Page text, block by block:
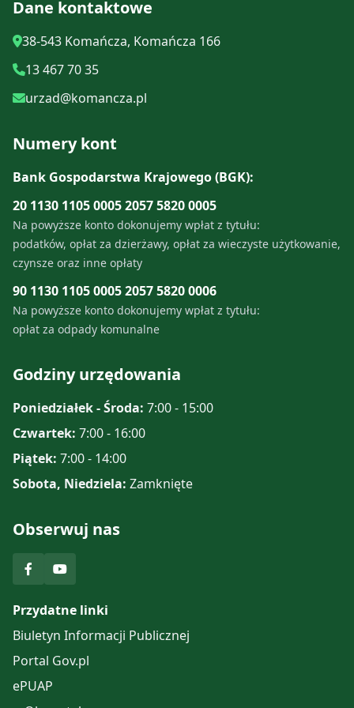
Opróżnianie zbiorników
Edukacja Ekologiczna
Kontrole w zakresie właściwego
gospodarowania odpadami
komunalnymi na nieruchomościach
zamieszkałych
nieistniejącej obecnie cerkwi pod
wezwaniem Michała Archanioła w
Kompendium wiedzy o roślinach
wycieczek zielarskich
Dane kontaktowe
38-543 Komańcza, Komańcza 166
13 467 70 35
urzad@komancza.pl
Numery kont
Bank Gospodarstwa Krajowego (BGK):
20 1130 1105 0005 2057 5820 0005
Na powyższe konto dokonujemy wpłat z tytułu:
podatków, opłat za dzierżawy, opłat za wieczyste użytkowanie,
czynsze oraz inne opłaty
90 1130 1105 0005 2057 5820 0006
Na powyższe konto dokonujemy wpłat z tytułu:
opłat za odpady komunalne
Godziny urzędowania
Poniedziałek - Środa: 7:00 - 15:00
Czwartek: 7:00 - 16:00
Piątek: 7:00 - 14:00
Sobota, Niedziela: Zamknięte
Obserwuj nas
Przydatne linki
Biuletyn Informacji Publicznej
Portal Gov.pl
ePUAP